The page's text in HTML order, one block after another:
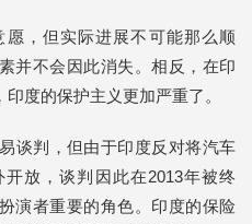
，但实际进展不可能那么顺
并不会因此消失。相反，在印
度的保护主义更加严重了。
谈判，但由于印度反对将汽车
放，谈判因此在2013年被终
演者重要的角色。印度的保险